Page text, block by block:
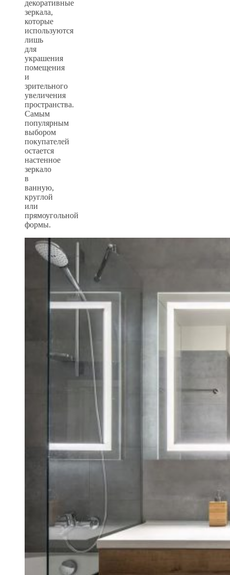
декоративные
зеркала,
которые
используются
лишь
для
украшения
помещения
и
зрительного
увеличения
пространства.
Самым
популярным
выбором
покупателей
остается
настенное
зеркало
в
ванную,
круглой
или
прямоугольной
формы.